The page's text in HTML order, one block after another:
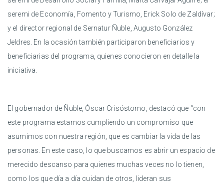
seremi de Economía, Fomento y Turismo, Erick Solo de Zaldívar;
y el director regional de Sernatur Ñuble, Augusto González
Jeldres. En la ocasión también participaron beneficiarios y
beneficiarias del programa, quienes conocieron en detalle la
iniciativa.
El gobernador de Ñuble, Óscar Crisóstomo, destacó que “con
este programa estamos cumpliendo un compromiso que
asumimos con nuestra región, que es cambiar la vida de las
personas. En este caso, lo que buscamos es abrir un espacio de
merecido descanso para quienes muchas veces no lo tienen,
como los que día a día cuidan de otros, lideran sus